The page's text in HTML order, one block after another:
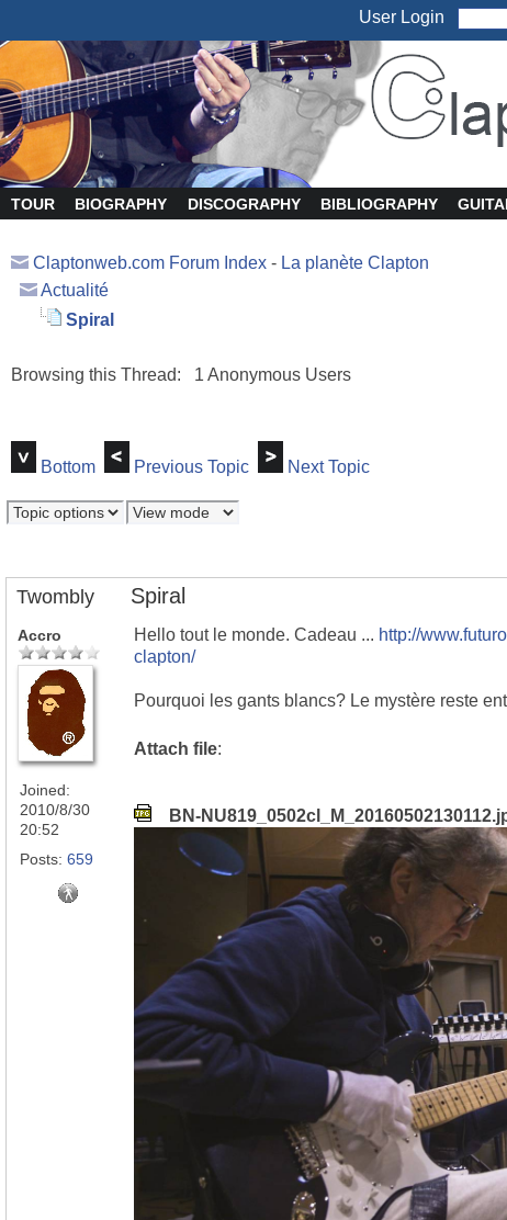
User Login
TOUR BIOGRAPHY DISCOGRAPHY BIBLIOGRAPHY
Claptonweb.com Forum Index - La planète Clapton
Actualité
Spiral
Browsing this Thread: 1 Anonymous Users
Bottom Previous Topic Next Topic
Twombly Spiral
Accro
Joined:
2010/8/30
20:52
Posts: 659
Hello tout le monde. Cadeau ... http://
clapton/
Pourquoi les gants blancs? Le mystère reste
Attach file:
BN-